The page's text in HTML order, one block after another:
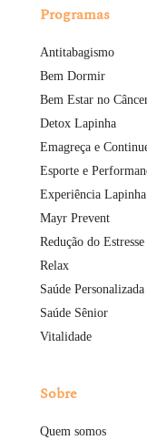
Programas
Antitabagismo
Bem Dormir
Bem Estar no
Detox Lapinha
Emagreça e
Esporte e
Experiência Lapinha
Mayr Prevent
Redução do Estresse
Relax
Saúde Personalizada
Saúde Sênior
Vitalidade
Sobre
Quem somos